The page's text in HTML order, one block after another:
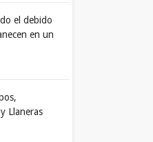
el debido
en un
Llaneras